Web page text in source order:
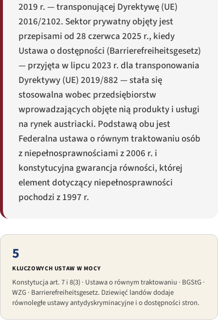
2019 r. — transponującej Dyrektywę (UE)
2016/2102. Sektor prywatny objęty jest
przepisami od 28 czerwca 2025 r., kiedy
Ustawa o dostępności (Barrierefreiheitsgesetz)
— przyjęta w lipcu 2023 r. dla transponowania
Dyrektywy (UE) 2019/882 — stała się
stosowalna wobec przedsiębiorstw
wprowadzających objęte nią produkty i usługi
na rynek austriacki. Podstawą obu jest
Federalna ustawa o równym traktowaniu osób
z niepełnosprawnościami z 2006 r. i
konstytucyjna gwarancja równości, której
element dotyczący niepełnosprawności
pochodzi z 1997 r.
5
KLUCZOWYCH USTAW W MOCY
Konstytucja art. 7 i 8(3) · Ustawa o równym traktowaniu · BGStG ·
WZG · Barrierefreiheitsgesetz. Dziewięć landów dodaje
równoległe ustawy antydyskryminacyjne i o dostępności stron.